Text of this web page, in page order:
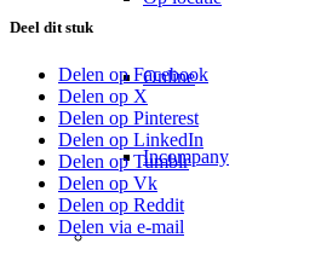
Online
Incompany
Persoonlijke begeleiding
Deel dit stuk
Delen op Facebook
Delen op X
Delen op Pinterest
Delen op LinkedIn
Delen op Tumblr
Delen op Vk
Delen op Reddit
Delen via e-mail